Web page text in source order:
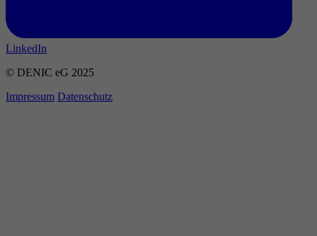
LinkedIn
© DENIC eG 2025
Impressum Datenschutz